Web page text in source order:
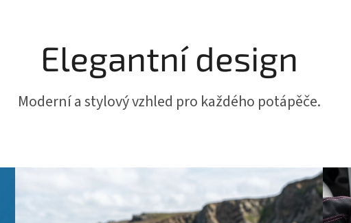
Elegantní design
Moderní a stylový vzhled pro každého potápěče.